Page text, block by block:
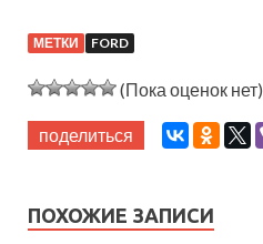
МЕТКИ FORD
(Пока оценок нет)
поделиться
ПОХОЖИЕ ЗАПИСИ